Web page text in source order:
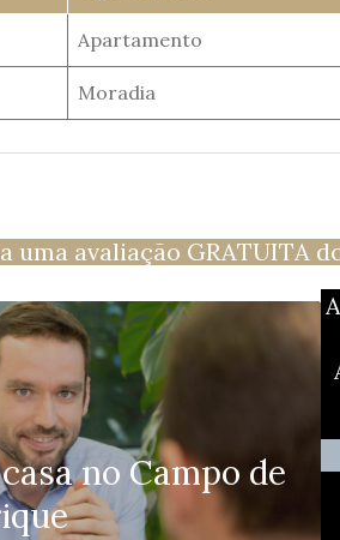
Apartamento
Moradia
uma avaliação GRATUITA
no Campo de